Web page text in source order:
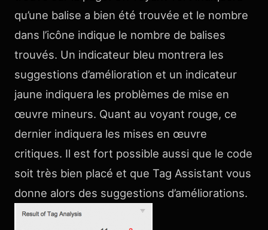
qu’une balise a bien été trouvée et le nombre
dans l’icône indique le nombre de balises
trouvés. Un indicateur bleu montrera les
suggestions d’amélioration et un indicateur
jaune indiquera les problèmes de mise en
œuvre mineurs. Quant au voyant rouge, ce
dernier indiquera les mises en œuvre
critiques. Il est fort possible aussi que le code
soit très bien placé et que Tag Assistant vous
donne alors des suggestions d’améliorations.